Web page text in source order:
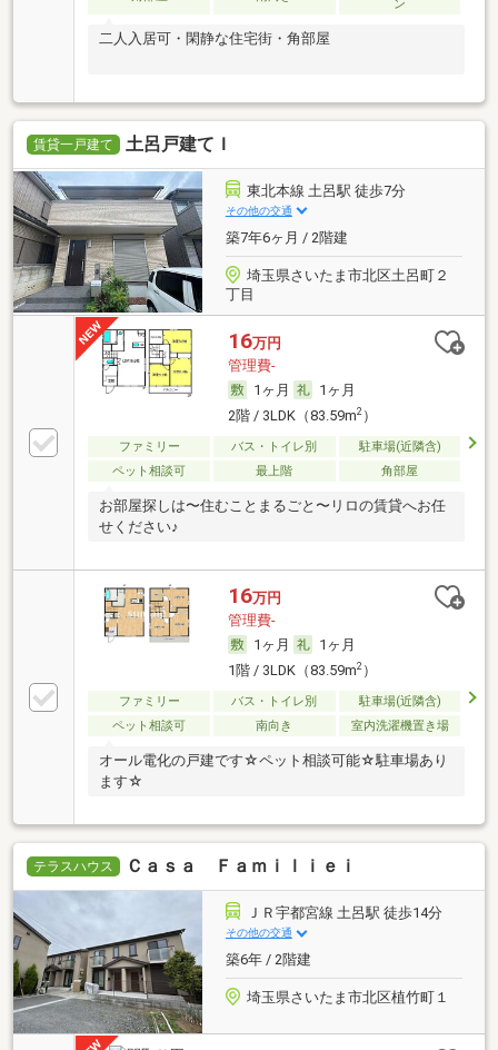
ン
二人入居可・閑静な住宅街・角部屋
賃貸一戸建て 土呂戸建てＩ
東北本線 土呂駅 徒歩7分
その他の交通
築7年6ヶ月 / 2階建
埼玉県さいたま市北区土呂町２
丁目
16万円
管理費-
1ヶ月
1ヶ月
2階 / 3LDK（83.59m2）
ファミリー バス・トイレ別
駐車場(近隣含)
ペット相談可
最上階 角部屋
お部屋探しは〜住むことまるごと〜リロの賃貸へお任
せください♪
16万円
管理費-
1ヶ月
1ヶ月
1階 / 3LDK（83.59m2）
ファミリー バス・トイレ別
駐車場(近隣含)
ペット相談可
南向き 室内洗濯機置き場
オール電化の戸建です☆ペット相談可能☆駐車場あり
ます☆
テラスハウス Ｃａｓａ Ｆａｍｉｌｉｅｉ
ＪＲ宇都宮線 土呂駅 徒歩14分
その他の交通
築6年 / 2階建
埼玉県さいたま市北区植竹町１